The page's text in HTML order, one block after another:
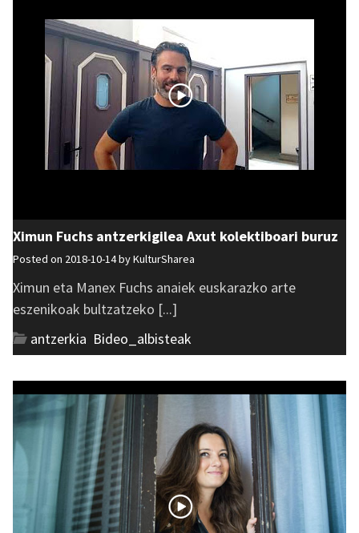
Ximun Fuchs antzerkigilea Axut kolektiboari buruz
Posted on 2018-10-14 byKulturSharea
Ximun eta Manex Fuchs anaiek euskarazko arte
eszenikoak bultzatzeko [...]
antzerkia Bideo_albisteak